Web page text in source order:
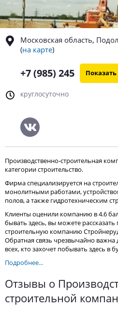
Московская область,
(на карте)
+7 (985) 245 Показать
круглосуточно
Производственно-строительная
категории строительство.
Фирма специализируется на
монолитными работами,
полов, а также гидротехническим
Клиенты оценили компанию в 4.6
бывать здесь, вы можете
строительную компанию
Обратная связь чрезвычайно важна
всех, кто захочет побывать здесь в
Подробнее...
Отзывы о
строительной